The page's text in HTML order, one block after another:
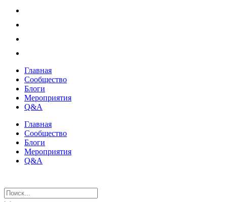
Главная
Сообщество
Блоги
Мероприятия
Q&A
Главная
Сообщество
Блоги
Мероприятия
Q&A